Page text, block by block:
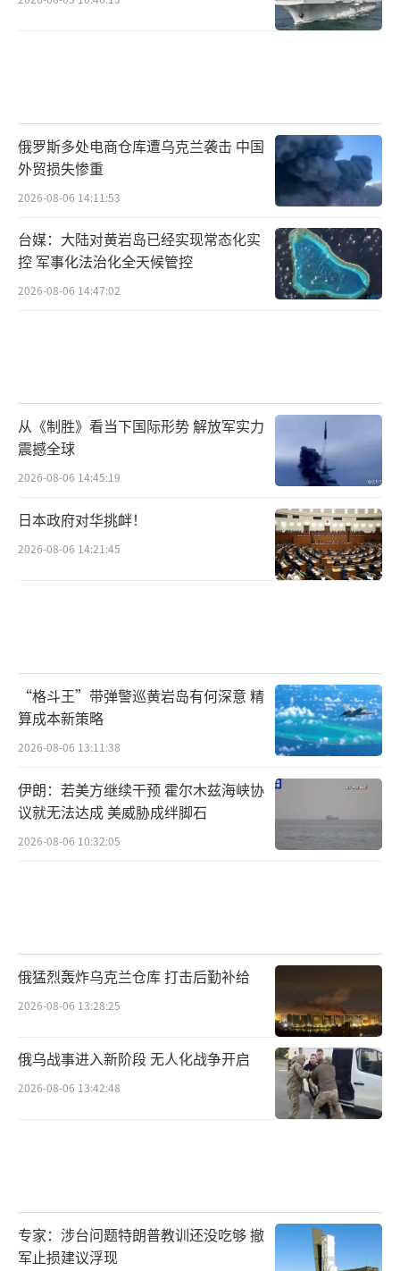
俄罗斯多处电商仓库遭乌克兰袭击 中国
外贸损失惨重
2026-08-06 14:11:53
台媒：大陆对黄岩岛已经实现常态化实
控 军事化法治化全天候管控
2026-08-06 14:47:02
从《制胜》看当下国际形势 解放军实力
震撼全球
2026-08-06 14:45:19
日本政府对华挑衅！
2026-08-06 14:21:45
“格斗王”带弹警巡黄岩岛有何深意 精
算成本新策略
2026-08-06 13:11:38
伊朗：若美方继续干预 霍尔木兹海峡协
议就无法达成 美威胁成绊脚石
2026-08-06 10:32:05
俄猛烈轰炸乌克兰仓库 打击后勤补给
2026-08-06 13:28:25
俄乌战事进入新阶段 无人化战争开启
2026-08-06 13:42:48
专家：涉台问题特朗普教训还没吃够 撤
军止损建议浮现